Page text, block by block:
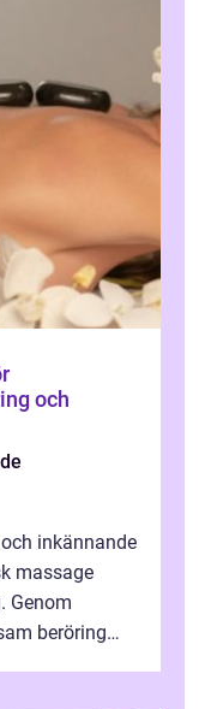
och
inkännande
massage
Genom
beröring